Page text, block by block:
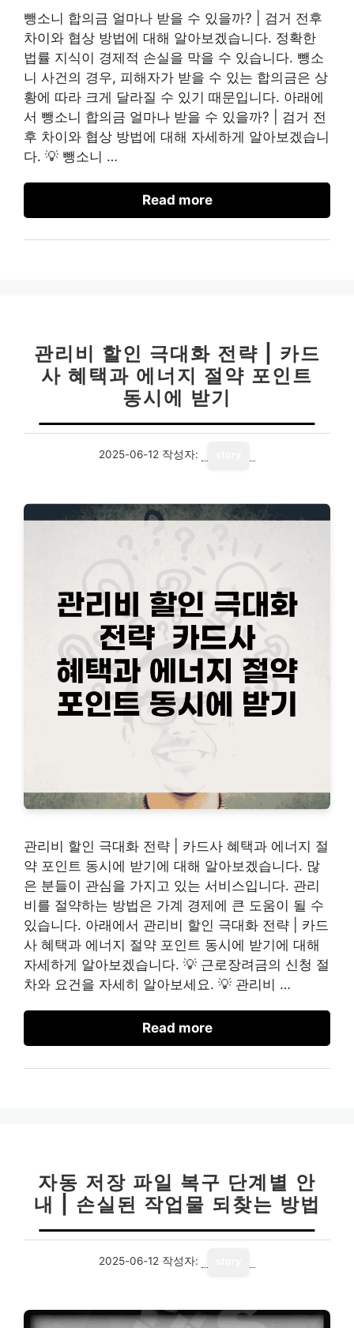
뺑소니 합의금 얼마나 받을 수 있을까? | 검거 전후
차이와 협상 방법에 대해 알아보겠습니다. 정확한
법률 지식이 경제적 손실을 막을 수 있습니다. 뺑소
니 사건의 경우, 피해자가 받을 수 있는 합의금은 상
황에 따라 크게 달라질 수 있기 때문입니다. 아래에
서 뺑소니 합의금 얼마나 받을 수 있을까? | 검거 전
후 차이와 협상 방법에 대해 자세하게 알아보겠습니
다. 💡 뺑소니 …
Read more
관리비 할인 극대화 전략 | 카드
사 혜택과 에너지 절약 포인트
동시에 받기
2025-06-12 작성자:
관리비 할인 극대화 전략 | 카드사 혜택과 에너지 절
약 포인트 동시에 받기에 대해 알아보겠습니다. 많
은 분들이 관심을 가지고 있는 서비스입니다. 관리
비를 절약하는 방법은 가계 경제에 큰 도움이 될 수
있습니다. 아래에서 관리비 할인 극대화 전략 | 카드
사 혜택과 에너지 절약 포인트 동시에 받기에 대해
자세하게 알아보겠습니다. 💡 근로장려금의 신청 절
차와 요건을 자세히 알아보세요. 💡 관리비 …
Read more
자동 저장 파일 복구 단계별 안
내 | 손실된 작업물 되찾는 방법
2025-06-12 작성자: